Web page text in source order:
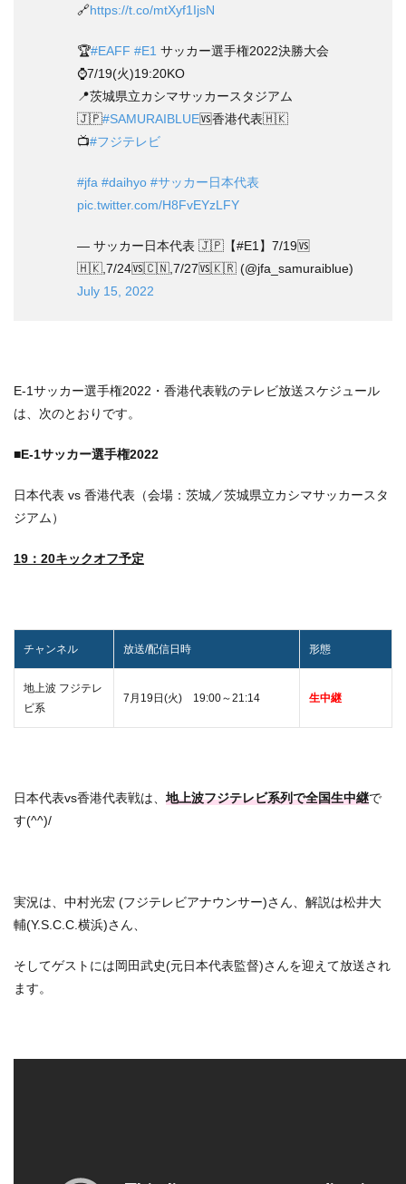
🔗https://t.co/mtXyf1IjsN
🏆#EAFF #E1 サッカー選手権2022決勝大会
⌚️7/19(火)19:20KO
📍茨城県立カシマサッカースタジアム
🇯🇵#SAMURAIBLUE🆚香港代表🇭🇰
📺#フジテレビ
#jfa #daihyo #サッカー日本代表
pic.twitter.com/H8FvEYzLFY
— サッカー日本代表 🇯🇵【#E1】7/19🆚
🇭🇰,7/24🆚🇨🇳,7/27🆚🇰🇷 (@jfa_samuraiblue)
July 15, 2022
E-1サッカー選手権2022・香港代表戦のテレビ放送スケジュール
は、次のとおりです。
■E-1サッカー選手権2022
日本代表 vs 香港代表（会場：茨城／茨城県立カシマサッカースタ
ジアム）
19：20キックオフ予定
チャンネル 放送/配信日時 形態
地上波 フジテレ
ビ系
7月19日(火) 19:00～21:14 生中継
日本代表vs香港代表戦は、 地上波フジテレビ系列で全国生中継で
す(^^)/
実況は、中村光宏 (フジテレビアナウンサー)さん、解説は松井大
輔(Y.S.C.C.横浜)さん、
そしてゲストには岡田武史(元日本代表監督)さんを迎えて放送され
ます。